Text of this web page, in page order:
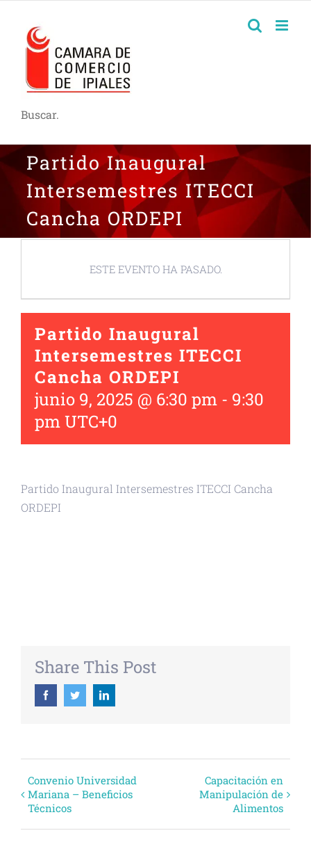
Buscar.
Partido Inaugural
Intersemestres ITECCI
Cancha ORDEPI
ESTE EVENTO HA PASADO.
Partido Inaugural
Intersemestres ITECCI
Cancha ORDEPI
junio 9, 2025 @ 6:30 pm - 9:30
pmUTC+0
Partido Inaugural Intersemestres ITECCI Cancha
ORDEPI
Share This Post
FacebookTwitterLinkedin
Evento
Navegación
Convenio Universidad
Mariana – Beneficios
Técnicos
Capacitación en
Manipulación de
Alimentos